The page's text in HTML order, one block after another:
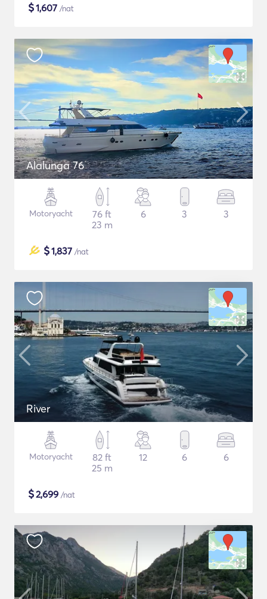
$1,607 /nat
Alalunga 76
Motoryacht
76 ft
23 m
6 3 3
$1,837 /nat
River
Motoryacht
82 ft
25 m
12 6 6
$2,699 /nat